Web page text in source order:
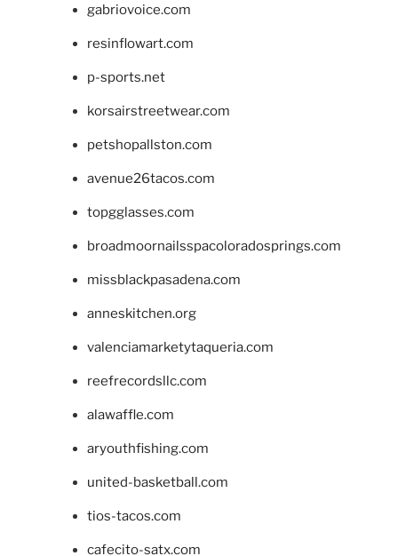
gabriovoice.com
resinflowart.com
p-sports.net
korsairstreetwear.com
petshopallston.com
avenue26tacos.com
topgglasses.com
broadmoornailsspacoloradosprings.com
missblackpasadena.com
anneskitchen.org
valenciamarketytaqueria.com
reefrecordsllc.com
alawaffle.com
aryouthfishing.com
united-basketball.com
tios-tacos.com
cafecito-satx.com